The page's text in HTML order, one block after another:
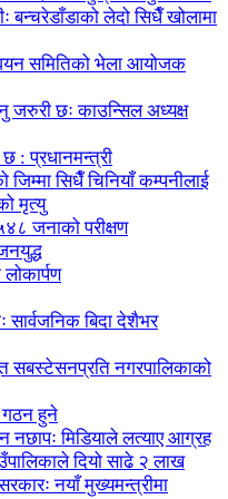
बन्चरेडाँडाको लेदो सिधैँ खोलामा
समितिको भेला आयोजक
जरुरी छः काउन्सिल अध्यक्ष
छ : प्रधानमन्त्री
सिधैँ चिनियाँ कम्पनीलाई
मृत्यु
जनाको परीक्षण
सार्वजनिक बिदा देशैभर
सबस्टेसनप्रति नगरपालिकाको
गठन हुने
नछापः मिडियाले लत्याए आग्रह
दियो साढे २ लाख
नयाँ मुख्यमन्त्रीमा